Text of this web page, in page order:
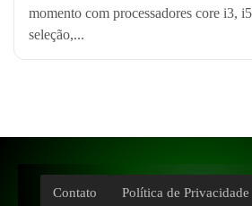
momento com processadores core i3,
seleção,...
Contato Política de Privacidade